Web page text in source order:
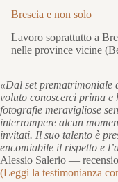
Brescia e non solo
Lavoro soprattutto a
nelle province vicine
«Dal set prematrimoniale
voluto conoscerci prima e
fotografie meravigliose
interrompere alcun
invitati. Il suo talento è
encomiabile il rispetto e
Alessio Salerio —
(Leggi la testimonianza